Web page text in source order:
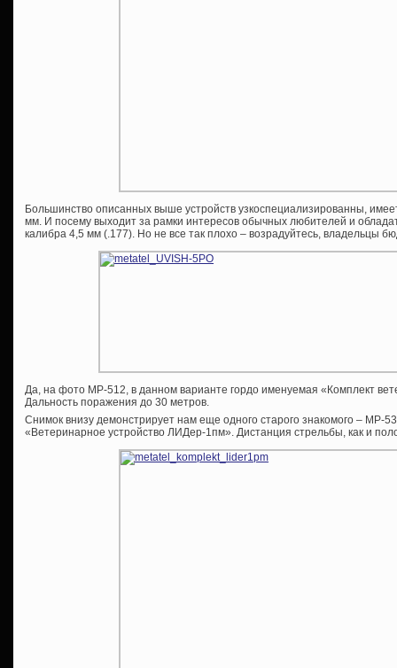
Большинство описанных выше устройств узкоспециализированны,
мм. И посему выходит за рамки интересов обычных любителей и
калибра 4,5 мм (.177). Но не все так плохо – возрадуйтесь, владельцы
Да, на фото МР-512, в данном варианте гордо именуемая «Комплект
Дальность поражения до 30 метров.
Снимок внизу демонстрирует нам еще одного старого знакомого – МР-
«Ветеринарное устройство ЛИДер-1пм». Дистанция стрельбы, как и